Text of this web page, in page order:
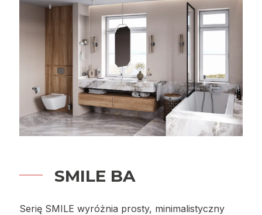
SMILE BA
Serię SMILE wyróżnia prosty, minimalistyczny